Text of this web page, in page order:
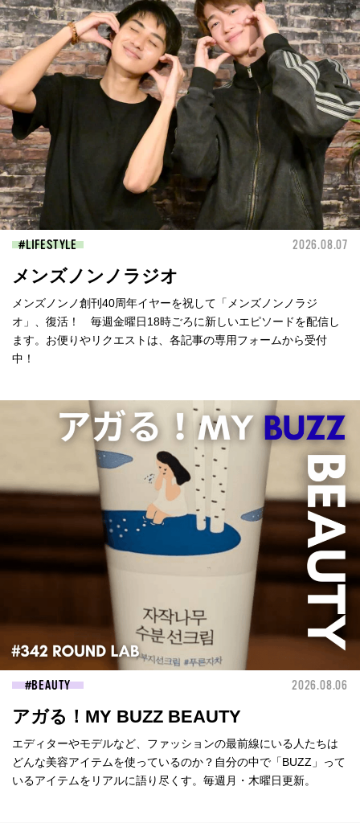
LIFESTYLE 2026.08.07
メンズノンノラジオ
メンズノンノ創刊40周年イヤーを祝して「メンズノンノラジ
オ」、復活！ 毎週金曜日18時ごろに新しいエピソードを配信し
ます。お便りやリクエストは、各記事の専用フォームから受付
中！
BEAUTY 2026.08.06
アガる！MY BUZZ BEAUTY
エディターやモデルなど、ファッションの最前線にいる人たちは
どんな美容アイテムを使っているのか？自分の中で「BUZZ」って
いるアイテムをリアルに語り尽くす。毎週月・木曜日更新。